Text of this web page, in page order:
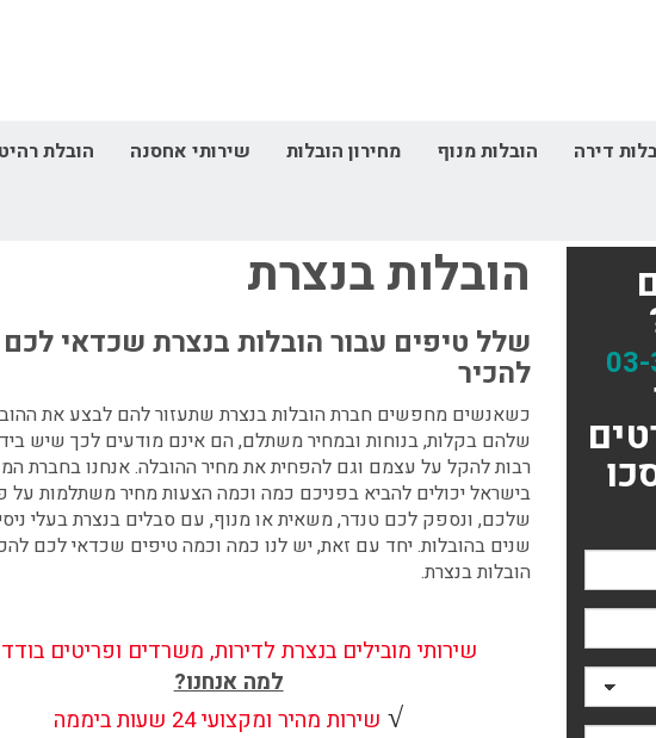
דירה הובלות מנוף מחירון הובלות שירותי אחסנה הובלת
הובלות בנצרת
שלל טיפים עבור הובלות בנצרת שכדאי לכם
להכיר
כשאנשים מחפשים חברת הובלות בנצרת שתעזור להם לבצע את
שלהם בקלות, בנוחות ובמחיר משתלם, הם אינם מודעים לכך שיש
רבות להקל על עצמם וגם להפחית את מחיר ההובלה. אנחנו בחברת
בישראל יכולים להביא בפניכם כמה וכמה הצעות מחיר משתלמות על
שלכם, ונספק לכם טנדר, משאית או מנוף, עם סבלים בנצרת בעלי
שנים בהובלות. יחד עם זאת, יש לנו כמה וכמה טיפים שכדאי לכם
הובלות בנצרת.
שירותי מובילים בנצרת לדירות, משרדים ופריטים
למה אנחנו?
√ שירות מהיר ומקצועי 24 שעות ביממה